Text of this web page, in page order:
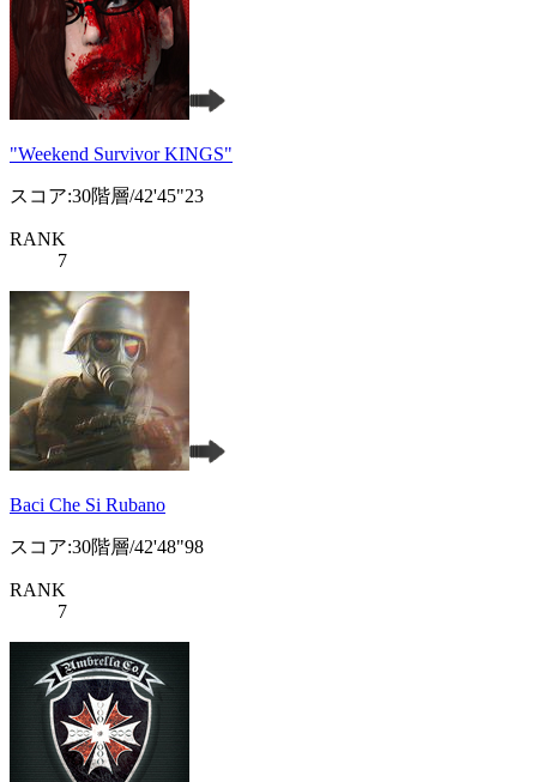
"Weekend Survivor KINGS"
スコア:30階層/42'45"23
RANK
7
Baci Che Si Rubano
スコア:30階層/42'48"98
RANK
7